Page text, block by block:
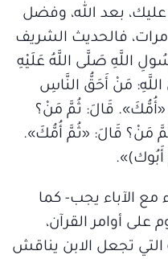
بعد الله، وفضل
فالحديث الشريف
اللَّهِ صَلَّى اللَّهُ عَلَيْهِ
مَنْ أَحَقُّ النَّاسِ
قَالَ: ثُمَّ مَنْ؟
مَنْ؟ قَالَ: «ثُمَّ أُمُّكَ».
مع الآباء يجب- كما
على أوامر القرآن،
التي تجعل الابن يناقش